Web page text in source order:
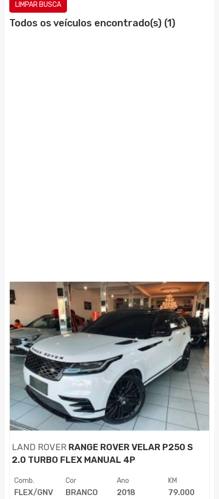
LIMPAR BUSCA
Todos os veículos encontrado(s) (1)
LAND ROVER RANGE ROVER VELAR P250 S
2.0 TURBO FLEX MANUAL 4P
Comb.
FLEX/GNV
Cor
BRANCO
Ano
2018
KM
79.000